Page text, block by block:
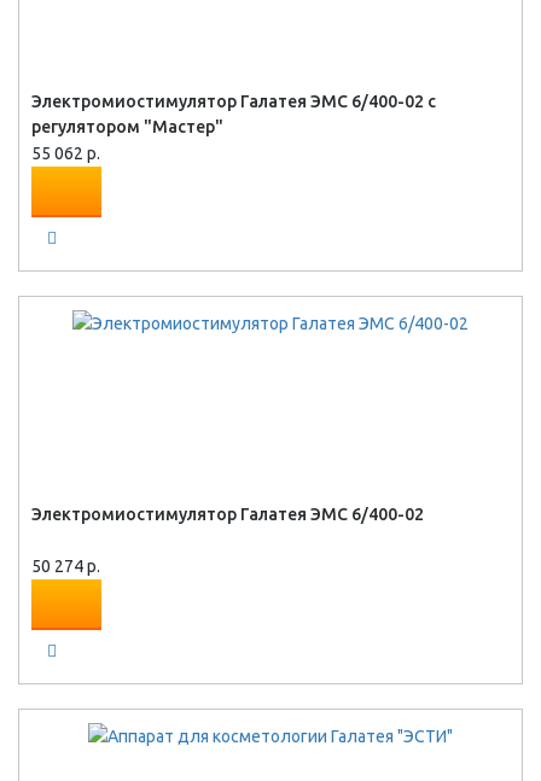
Электромиостимулятор Галатея ЭМС 6/400-02 с
регулятором "Мастер"
55 062 р.
Электромиостимулятор Галатея ЭМС 6/400-02
50 274 р.